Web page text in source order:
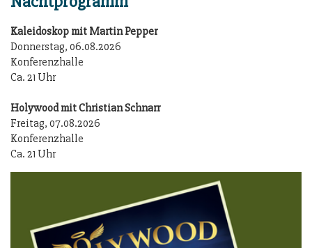
Kaleidoskop mit Martin Pepper
Donnerstag, 06.08.2026
Konferenzhalle
Ca. 21 Uhr
Holywood mit Christian Schnarr
Freitag, 07.08.2026
Konferenzhalle
Ca. 21 Uhr